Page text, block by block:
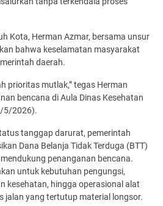
Kota, Herman Azmar, bersama unsur
bahwa keselamatan masyarakat
daerah.
prioritas mutlak,” tegas Herman
bencana di Aula Dinas Kesehatan
5/2026).
tanggap darurat, pemerintah
Dana Belanja Tidak Terduga (BTT)
penanganan bencana.
untuk kebutuhan pengungsi,
kesehatan, hingga operasional alat
jalan yang tertutup material longsor.